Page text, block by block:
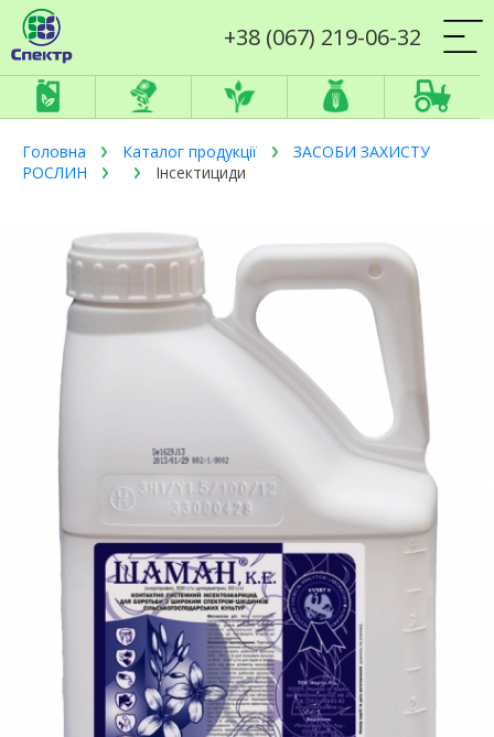
+38 (067) 219-06-32
Головна Каталог продукції
ЗАСОБИ ЗАХИСТУ
РОСЛИН
Інсектициди